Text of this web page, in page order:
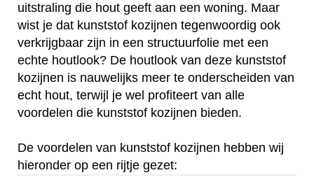
uitstraling die hout geeft aan een woning. Maar
wist je dat kunststof kozijnen tegenwoordig ook
verkrijgbaar zijn in een structuurfolie met een
echte houtlook? De houtlook van deze kunststof
kozijnen is nauwelijks meer te onderscheiden van
echt hout, terwijl je wel profiteert van alle
voordelen die kunststof kozijnen bieden.
De voordelen van kunststof kozijnen hebben wij
hieronder op een rijtje gezet: